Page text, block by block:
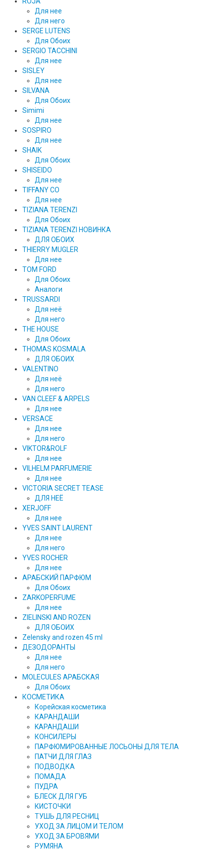
Для нее
Для него
SERGE LUTENS
Для Обоих
SERGIO TACCHINI
Для нее
SISLEY
Для нее
SILVANA
Для Обоих
Simimi
Для нее
SOSPIRO
Для нее
SHAIK
Для Обоих
SHISEIDO
Для нее
TIFFANY CO
Для нее
TIZIANA TERENZI
Для Обоих
TIZIANA TERENZI НОВИНКА
ДЛЯ ОБОИХ
THIERRY MUGLER
Для нее
TOM FORD
Для Обоих
Аналоги
TRUSSARDI
Для неё
Для него
THE HOUSE
Для Обоих
THOMAS KOSMALA
ДЛЯ ОБОИХ
VALENTINO
Для неё
Для него
VAN CLEEF & ARPELS
Для нее
VERSACE
Для нее
Для него
VIKTOR&ROLF
Для нее
VILHELM PARFUMERIE
Для нее
VICTORIA SECRET TEASE
ДЛЯ НЕЁ
XERJOFF
Для нее
YVES SAINT LAURENT
Для нее
Для него
YVES ROCHER
Для нее
АРАБСКИЙ ПАРФЮМ
Для Обоих
ZARKOPERFUME
Для нее
ZIELINSKI AND ROZEN
ДЛЯ ОБОИХ
Zelensky and rozen 45 ml
ДЕЗОДОРАНТЫ
Для нее
Для него
MOLECULES АРАБСКАЯ
Для Обоих
КОСМЕТИКА
Корейская косметика
КАРАНДAШИ
KAPAHДАШИ
КОНСИЛЕРЫ
ПАРФЮМИРОВАННЫЕ ЛОСЬОНЫ ДЛЯ ТЕЛА
ПАТЧИ ДЛЯ ГЛАЗ
ПОДВОДКА
ПОМАДА
ПУДРА
БЛЕСК ДЛЯ ГУБ
КИСТОЧКИ
ТУШЬ ДЛЯ РЕСНИЦ
УХОД ЗА ЛИЦОМ И ТЕЛОМ
УХОД ЗА БРОВЯМИ
РУМЯНА